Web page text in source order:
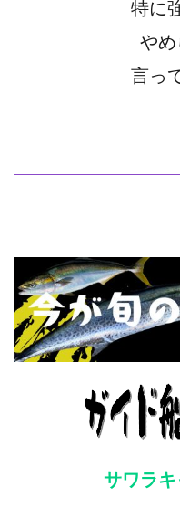
特に
やめ
言っ
サワラ